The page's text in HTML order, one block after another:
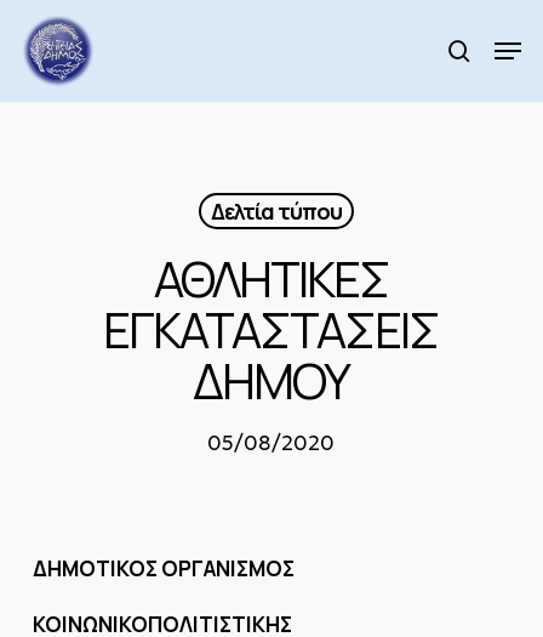
main
content
search
Δελτία τύπου
ΑΘΛΗΤΙΚΕΣ
ΕΓΚΑΤΑΣΤΑΣΕΙΣ
ΔΗΜΟΥ
05/08/2020
ΔΗΜΟΤΙΚΟΣ ΟΡΓΑΝΙΣΜΟΣ
ΚΟΙΝΩΝΙΚΟΠΟΛΙΤΙΣΤΙΚΗΣ
Menu